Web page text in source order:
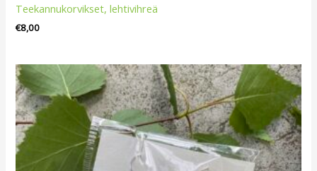
Teekannukorvikset, lehtivihreä
€8,00